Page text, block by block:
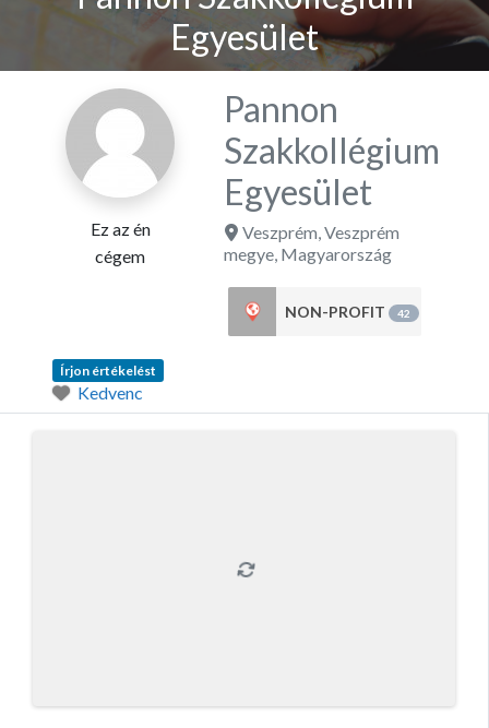
Egyesület
Ez az én
cégem
Pannon
Szakkollégium
Egyesület
Veszprém,Veszprém
megye, Magyarország
NON-PROFIT 42
Írjon értékelést
Kedvenc